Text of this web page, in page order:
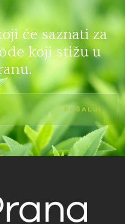
će saznati za
koji stižu u
POŠALJI